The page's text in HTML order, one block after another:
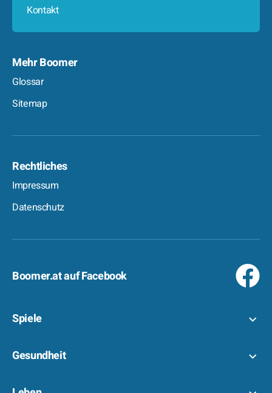
Kontakt
Mehr Boomer
Glossar
Sitemap
Rechtliches
Impressum
Datenschutz
Boomer.at auf Facebook
Spiele
Gesundheit